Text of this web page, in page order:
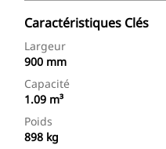
Caractéristiques Clés
Largeur
900 mm
Capacité
1.09 m³
Poids
898 kg